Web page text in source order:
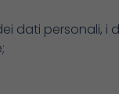
dati personali,